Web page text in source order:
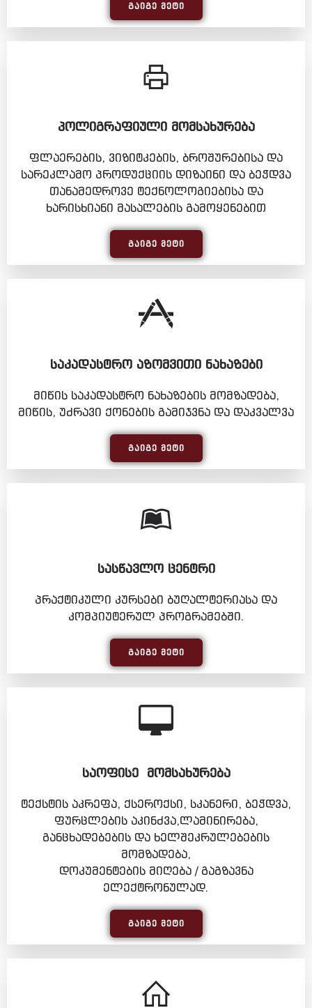
ᲒᲐᲘᲒᲔ ᲛᲔᲢᲘ
ᲞᲝᲚᲘᲒᲠᲐᲤᲘᲣᲚᲘ ᲛᲝᲛᲡᲐᲮᲣᲠᲔᲑᲐ
ფლაერების, ვიზიტკების, ბროშურებისა და
სარეკლამო პროდუქციის დიზაინი და ბეჭდვა
თანამედროვე ტექნოლოგიებისა და
ხარისხიანი მასალების გამოყენებით
ᲒᲐᲘᲒᲔ ᲛᲔᲢᲘ
ᲡᲐᲙᲐᲓᲐᲡᲢᲠᲝ ᲐᲖᲝᲛᲕᲘᲗᲘ ᲜᲐᲮᲐᲖᲔᲑᲘ
მიწის საკადასტრო ნახაზების მომზადება,
მიწის, უძრავი ქონების გამიჯვნა და დაკვალვა
ᲒᲐᲘᲒᲔ ᲛᲔᲢᲘ
ᲡᲐᲡᲬᲐᲕᲚᲝ ᲪᲔᲜᲢᲠᲘ
პრაქტიკული კურსები ბუღალტერიასა და
კომპიუტერულ პროგრამებში.
ᲒᲐᲘᲒᲔ ᲛᲔᲢᲘ
ᲡᲐᲝᲤᲘᲡᲔ ᲛᲝᲛᲡᲐᲮᲣᲠᲔᲑᲐ
ტექსტის აკრეფა, ქსეროქსი, სკანერი, ბეჭდვა,
ფურცლების აკინძვა,ლამინირება,
განცხადებების და ხელშეკრულებების
მომზადება,
დოკუმენტების მიღება / გაგზავნა
ელექტრონულად.
ᲒᲐᲘᲒᲔ ᲛᲔᲢᲘ